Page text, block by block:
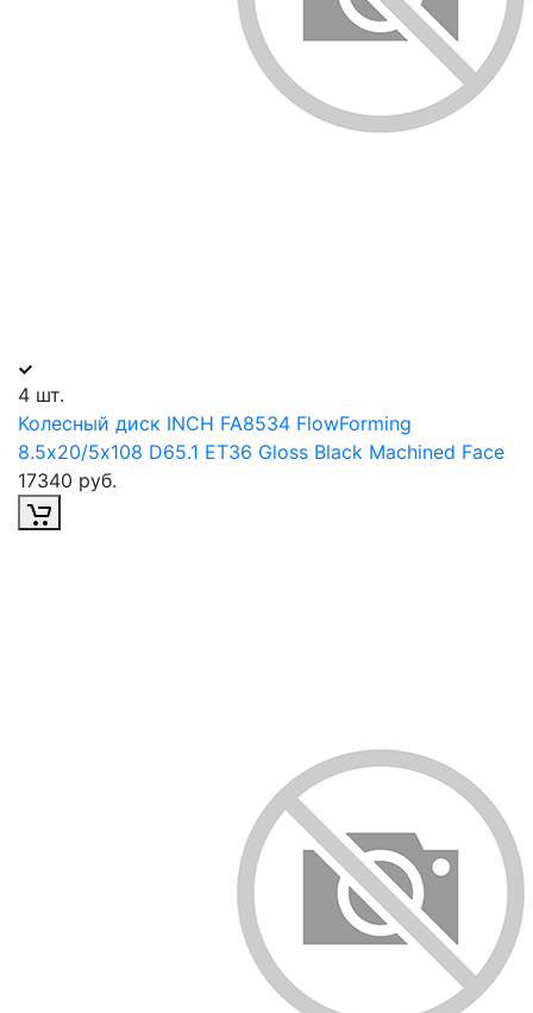
4 шт.
Колесный диск INCH FA8534 FlowForming
8.5х20/5х108 D65.1 ET36 Gloss Black Machined Face
17340 руб.